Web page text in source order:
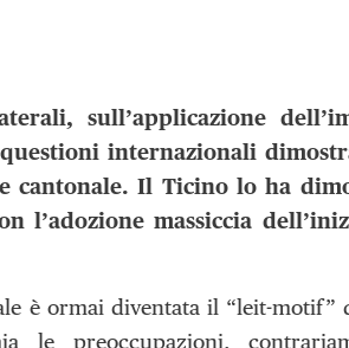
sull’applicazione
internazionali
cantonale. Il Ticino lo ha
l’adozione massiccia
è ormai diventata il “leit-motif”
le preoccupazioni,